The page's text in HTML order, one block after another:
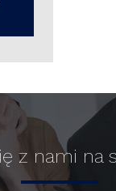
z nami na